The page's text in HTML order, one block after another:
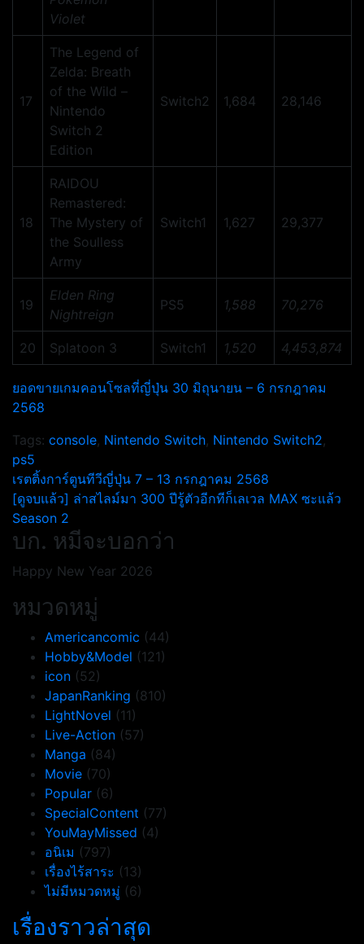
Violet
17
The Legend of
Zelda: Breath
of the Wild –
Nintendo
Switch 2
Edition
Switch2 1,684 28,146
18
RAIDOU
Remastered:
The Mystery of
the Soulless
Army
Switch1 1,627 29,377
19
Elden Ring
Nightreign
PS5 1,588 70,276
20 Splatoon 3 Switch1 1,520 4,453,874
ยอดขายเกมคอนโซลที่ญี่ปุ่น 30 มิถุนายน – 6 กรกฎาคม
2568
Tags: console, Nintendo Switch, Nintendo Switch2,
ps5
แนะแนว
เรื่อง
เรตติ้งการ์ตูนทีวีญี่ปุ่น 7 – 13 กรกฎาคม 2568
[ดูจบแล้ว] ล่าสไลม์มา 300 ปีรู้ตัวอีกทีก็เลเวล MAX ซะแล้ว
Season 2
บก. หมีจะบอกว่า
Happy New Year 2026
หมวดหมู่
Americancomic (44)
Hobby&Model (121)
icon (52)
JapanRanking (810)
LightNovel (11)
Live-Action (57)
Manga (84)
Movie (70)
Popular (6)
SpecialContent (77)
YouMayMissed (4)
อนิเม (797)
เรื่องไร้สาระ (13)
ไม่มีหมวดหมู่ (6)
เรื่องราวล่าสุด